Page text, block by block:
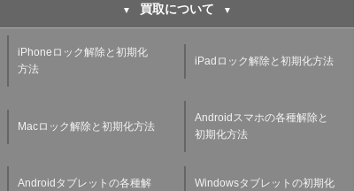
買取について
iPhoneロック解除と初期化
方法
iPadロック解除と初期化方法
Macロック解除と初期化方法
Androidスマホの各種解除と
初期化方法
Androidタブレットの各種解
Windowsタブレットの初期化